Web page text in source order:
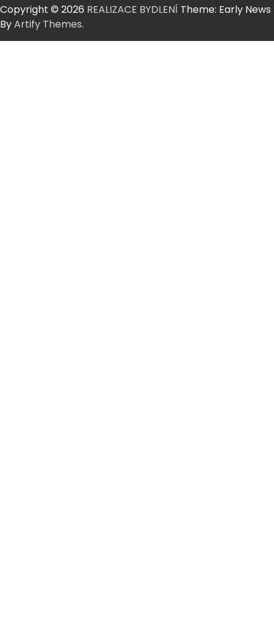
Copyright © 2026 REALIZACE BYDLENÍ Theme: Early News
ByArtify Themes.